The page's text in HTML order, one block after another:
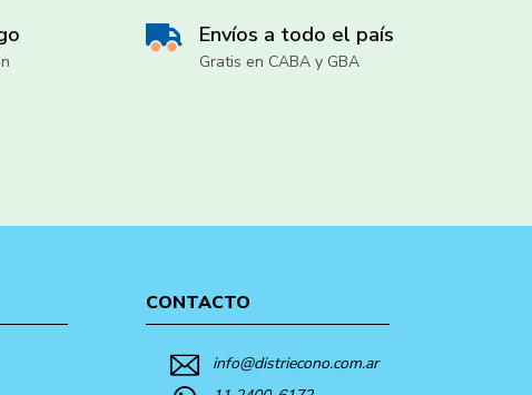
Envíos a todo el país
Gratis en CABA y GBA
CONTACTO
info@distriecono.com.ar